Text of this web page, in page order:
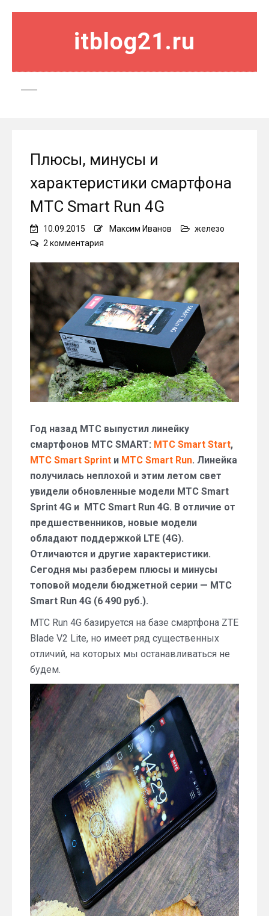
itblog21.ru
Плюсы, минусы и
характеристики смартфона
МТС Smart Run 4G
10.09.2015 Максим Иванов
железо
2 комментария
Плюсы,
минусы
и
характеристики
смартфона
МТС
Smart
4G
Год назад МТС выпустил линейку
смартфонов МТС SMART: МТС Smart Start,
МТС Smart Sprint и МТС Smart Run. Линейка
получилась неплохой и этим летом свет
увидели обновленные модели МТС Smart
Sprint 4G и МТС Smart Run 4G. В отличие от
предшественников, новые модели
обладают поддержкой LTE (4G).
Отличаются и другие характеристики.
Сегодня мы разберем плюсы и минусы
топовой модели бюджетной серии — МТС
Smart Run 4G (6 490 руб.).
МТС Run 4G базируется на базе смартфона ZTE
Blade V2 Lite, но имеет ряд существенных
отличий, на которых мы останавливаться не
будем.